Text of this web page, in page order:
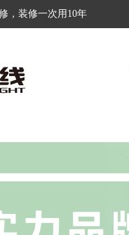
，装修一次用10年